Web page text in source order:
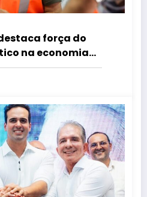
força do
na economia
visita à Destilaria